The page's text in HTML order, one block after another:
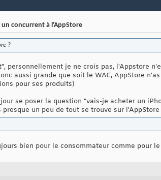
concurrent à l'AppStore
?
personnellement je ne crois pas, l'Appstore
aussi grande que soit le WAC, AppStore
pour ses produits)
se poser la question "vais-je acheter un
presque un peu de tout se trouve sur l'AppStore
bien pour le consommateur comme pour